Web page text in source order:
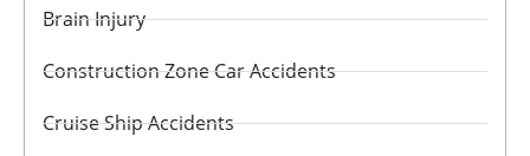
Brain Injury
Construction Zone Car Accidents
Cruise Ship Accidents